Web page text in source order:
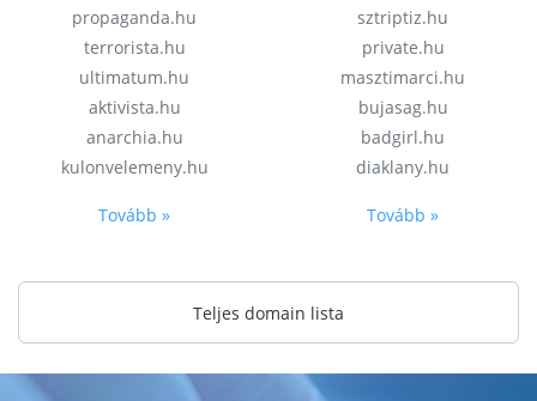
propaganda.hu
terrorista.hu
ultimatum.hu
aktivista.hu
anarchia.hu
kulonvelemeny.hu
Tovább »
sztriptiz.hu
private.hu
masztimarci.hu
bujasag.hu
badgirl.hu
diaklany.hu
Tovább »
Teljes domain lista